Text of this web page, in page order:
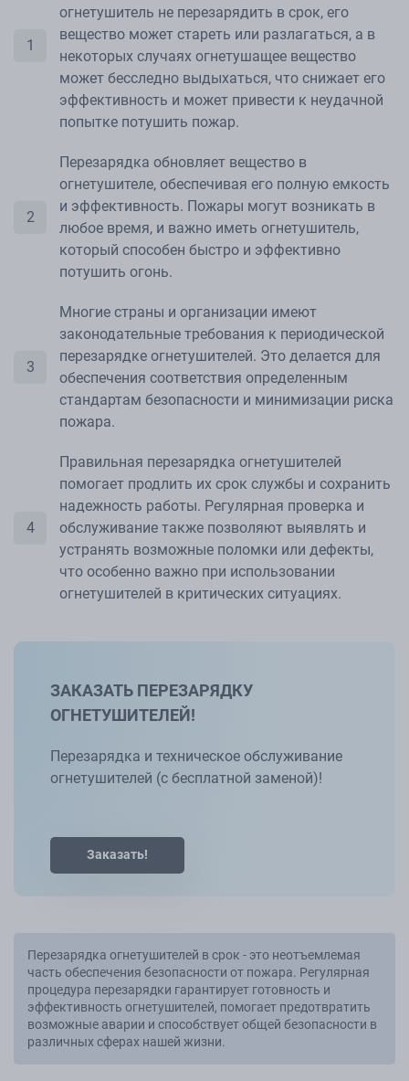
огнетушитель не перезарядить в срок, его
вещество может стареть или разлагаться, а в
некоторых случаях огнетушащее вещество
может бесследно выдыхаться, что снижает его
эффективность и может привести к неудачной
попытке потушить пожар.
Перезарядка обновляет вещество в
огнетушителе, обеспечивая его полную емкость
и эффективность. Пожары могут возникать в
любое время, и важно иметь огнетушитель,
который способен быстро и эффективно
потушить огонь.
Многие страны и организации имеют
законодательные требования к периодической
перезарядке огнетушителей. Это делается для
обеспечения соответствия определенным
стандартам безопасности и минимизации риска
пожара.
Правильная перезарядка огнетушителей
помогает продлить их срок службы и сохранить
надежность работы. Регулярная проверка и
обслуживание также позволяют выявлять и
устранять возможные поломки или дефекты,
что особенно важно при использовании
огнетушителей в критических ситуациях.
ЗАКАЗАТЬ ПЕРЕЗАРЯДКУ
ОГНЕТУШИТЕЛЕЙ!
Перезарядка и техническое обслуживание
огнетушителей (с бесплатной заменой)!
Заказать!
Перезарядка огнетушителей в срок - это неотъемлемая
часть обеспечения безопасности от пожара. Регулярная
процедура перезарядки гарантирует готовность и
эффективность огнетушителей, помогает предотвратить
возможные аварии и способствует общей безопасности в
различных сферах нашей жизни.